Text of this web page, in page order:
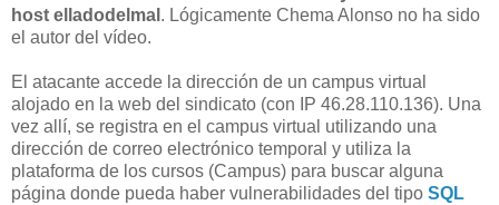
host elladodelmal . Lógicamente Chema Alonso no ha sido
el autor del vídeo.
El atacante accede la dirección de un campus virtual
alojado en la web del sindicato (con IP 46.28.110.136). Una
vez allí, se registra en el campus virtual utilizando una
dirección de correo electrónico temporal y utiliza la
plataforma de los cursos (Campus) para buscar alguna
página donde pueda haber vulnerabilidades del tipo SQL